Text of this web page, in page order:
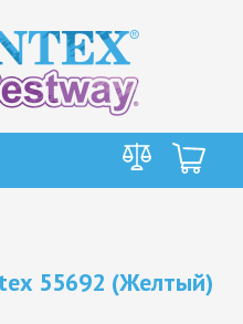
55692 (Желтый)